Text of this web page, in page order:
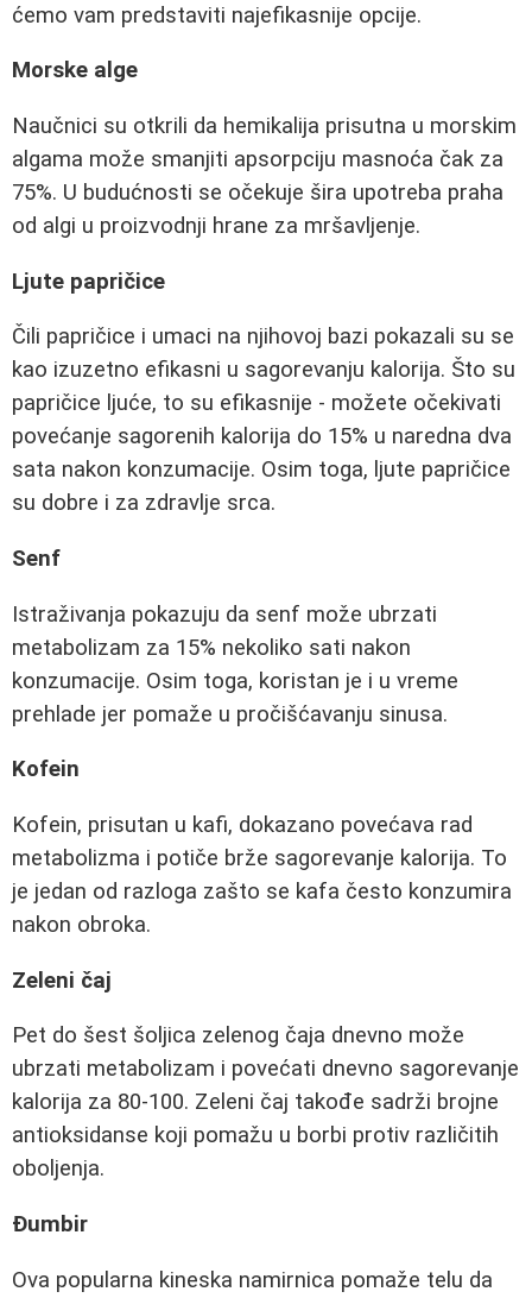
ćemo vam predstaviti najefikasnije opcije.
Morske alge
Naučnici su otkrili da hemikalija prisutna u morskim
algama može smanjiti apsorpciju masnoća čak za
75%. U budućnosti se očekuje šira upotreba praha
od algi u proizvodnji hrane za mršavljenje.
Ljute papričice
Čili papričice i umaci na njihovoj bazi pokazali su se
kao izuzetno efikasni u sagorevanju kalorija. Što su
papričice ljuće, to su efikasnije - možete očekivati
povećanje sagorenih kalorija do 15% u naredna dva
sata nakon konzumacije. Osim toga, ljute papričice
su dobre i za zdravlje srca.
Senf
Istraživanja pokazuju da senf može ubrzati
metabolizam za 15% nekoliko sati nakon
konzumacije. Osim toga, koristan je i u vreme
prehlade jer pomaže u pročišćavanju sinusa.
Kofein
Kofein, prisutan u kafi, dokazano povećava rad
metabolizma i potiče brže sagorevanje kalorija. To
je jedan od razloga zašto se kafa često konzumira
nakon obroka.
Zeleni čaj
Pet do šest šoljica zelenog čaja dnevno može
ubrzati metabolizam i povećati dnevno sagorevanje
kalorija za 80-100. Zeleni čaj takođe sadrži brojne
antioksidanse koji pomažu u borbi protiv različitih
oboljenja.
Đumbir
Ova popularna kineska namirnica pomaže telu da